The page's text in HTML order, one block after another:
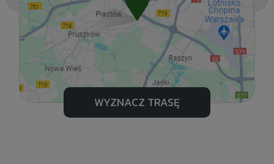
WYZNACZ TRASĘ